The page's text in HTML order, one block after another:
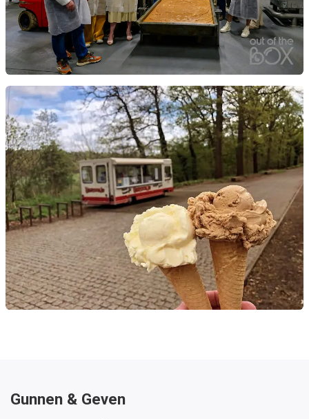
Gunnen & Geven